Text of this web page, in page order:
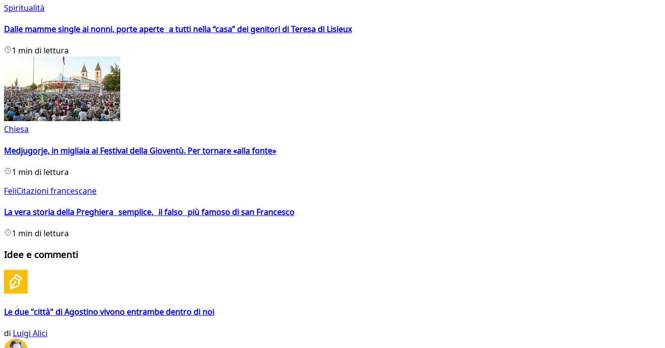
Spiritualità
Dalle mamme single ai nonni, porte aperte a tutti nella “casa” dei genitori di Teresa di Lisieux
1 min di lettura
Chiesa
Medjugorje, in migliaia al Festival della Gioventù. Per tornare «alla fonte»
1 min di lettura
FeliCitazioni francescane
La vera storia della Preghiera semplice, il falso più famoso di san Francesco
1 min di lettura
Idee e commenti
Le due "città" di Agostino vivono entrambe dentro di noi
di Luigi Alici